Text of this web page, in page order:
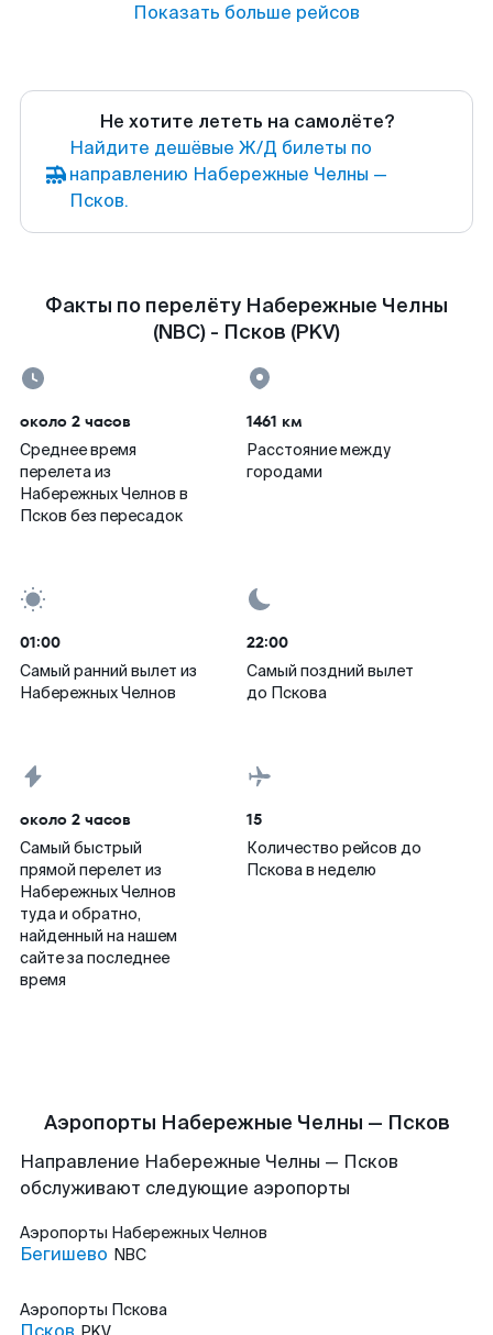
Показать больше рейсов
Не хотите лететь на самолёте?
Найдите дешёвые Ж/Д билеты по
направлению Набережные Челны —
Псков.
Факты по перелёту Набережные Челны
(NBC) - Псков (PKV)
около 2 часов
Среднее время
перелета из
Набережных Челнов в
Псков без пересадок
1461 км
Расстояние между
городами
01:00
Самый ранний вылет из
Набережных Челнов
22:00
Самый поздний вылет
до Пскова
около 2 часов
Самый быстрый
прямой перелет из
Набережных Челнов
туда и обратно,
найденный на нашем
сайте за последнее
время
15
Количество рейсов до
Пскова в неделю
Аэропорты Набережные Челны — Псков
Направление Набережные Челны — Псков
обслуживают следующие аэропорты
Аэропорты Набережных Челнов
Бегишево NBC
Аэропорты Пскова